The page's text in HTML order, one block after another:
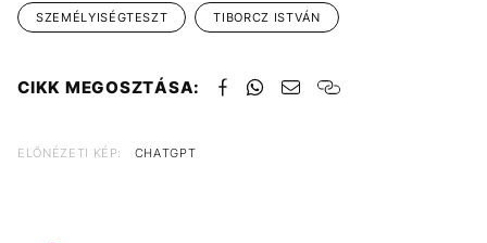
SZEMÉLYISÉGTESZT TIBORCZ ISTVÁN
CIKK MEGOSZTÁSA:
ELŐNÉZETI KÉP: CHATGPT